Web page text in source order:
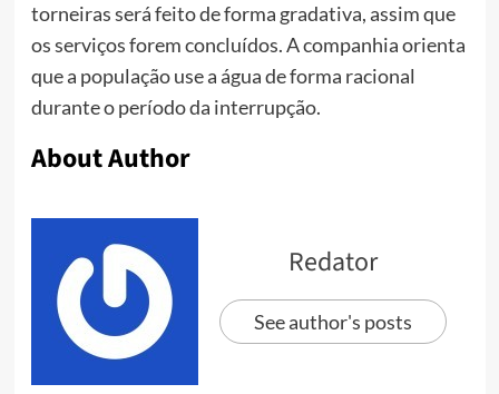
torneiras será feito de forma gradativa, assim que
os serviços forem concluídos. A companhia orienta
que a população use a água de forma racional
durante o período da interrupção.
About Author
Redator
See author's posts